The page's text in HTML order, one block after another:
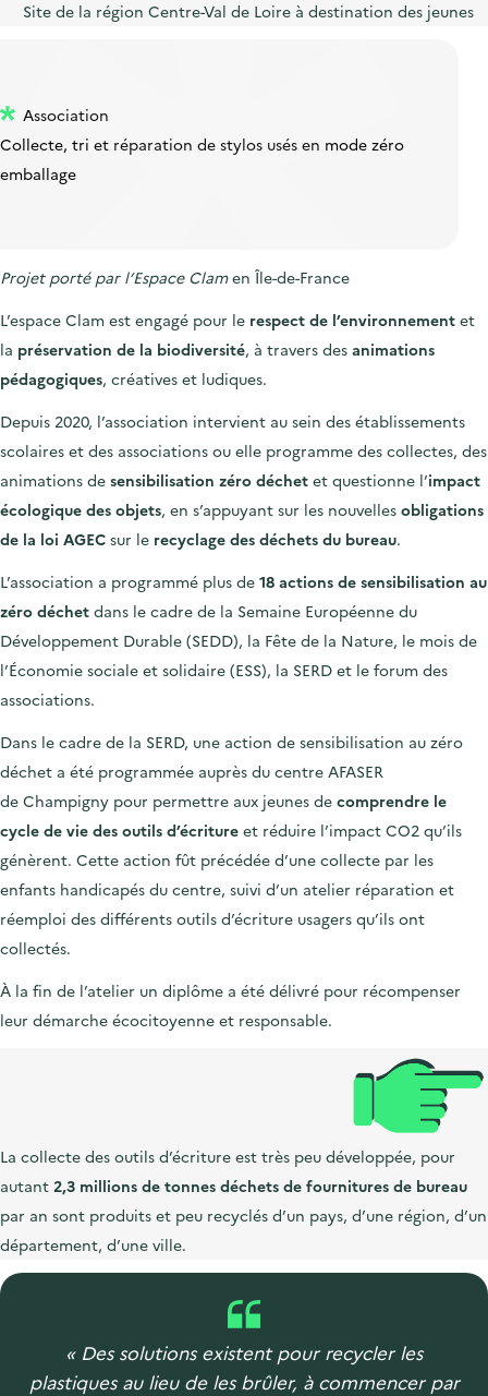
Site de la région Centre-Val de Loire à destination des jeunes
Association
Collecte, tri et réparation de stylos usés en mode zéro
emballage
Projet porté par l’Espace Clamen Île-de-France
L’espace Clam est engagé pour le respect de l’environnement et
la préservation de la biodiversité, à travers des animations
pédagogiques, créatives et ludiques.
Depuis 2020, l’association intervient au sein des établissements
scolaires et des associations ou elle programme des collectes, des
animations de sensibilisation zéro déchet et questionne l’impact
écologique des objets, en s’appuyant sur les nouvelles obligations
de la loi AGEC sur le recyclage des déchets du bureau.
L’association a programmé plus de 18 actions de sensibilisation au
zéro déchet dans le cadre de la Semaine Européenne du
Développement Durable (SEDD), la Fête de la Nature, le mois de
l’Économie sociale et solidaire (ESS), la SERD et le forum des
associations.
Dans le cadre de la SERD, une action de sensibilisation au zéro
déchet a été programmée auprès du centre AFASER
de Champigny pour permettre aux jeunes de comprendre le
cycle de vie des outils d’écriture et réduire l’impact CO2 qu’ils
génèrent. Cette action fût précédée d’une collecte par les
enfants handicapés du centre, suivi d’un atelier réparation et
réemploi des différents outils d’écriture usagers qu’ils ont
collectés.
À la fin de l’atelier un diplôme a été délivré pour récompenser
leur démarche écocitoyenne et responsable.
La collecte des outils d’écriture est très peu développée, pour
autant 2,3 millions de tonnes déchets de fournitures de bureau
par an sont produits et peu recyclés d’un pays, d’une région, d’un
département, d’une ville.
« Des solutions existent pour recycler les
plastiques au lieu de les brûler, à commencer par